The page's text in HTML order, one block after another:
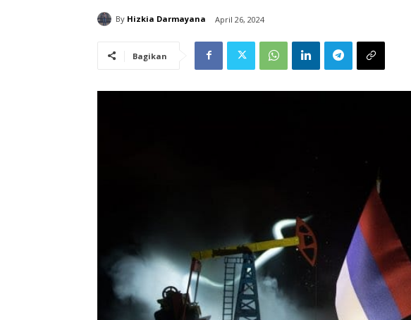
By Hizkia Darmayana April 26, 2024
Bagikan